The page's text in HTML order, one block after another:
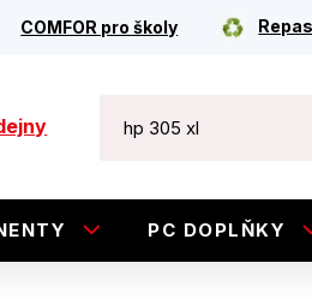
COMFOR pro školy
PC DOPLŇKY